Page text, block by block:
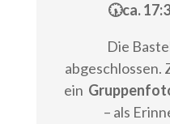
🕠ca.
Die
abgeschlossen.
ein
– als